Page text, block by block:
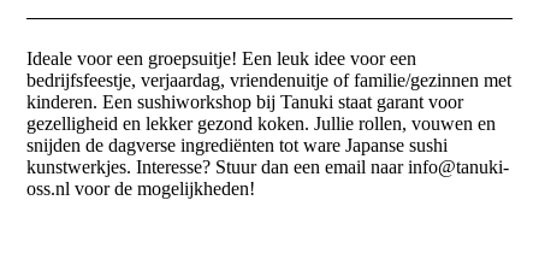
Ideale voor een groepsuitje! Een leuk idee voor een
bedrijfsfeestje, verjaardag, vriendenuitje of familie/gezinnen met
kinderen. Een sushiworkshop bij Tanuki staat garant voor
gezelligheid en lekker gezond koken. Jullie rollen, vouwen en
snijden de dagverse ingrediënten tot ware Japanse sushi
kunstwerkjes. Interesse? Stuur dan een email naar info@tanuki-
oss.nl voor de mogelijkheden!